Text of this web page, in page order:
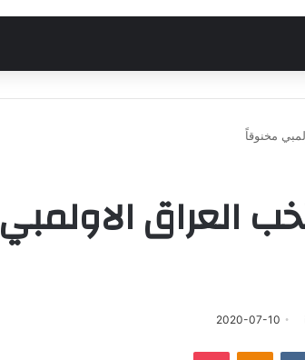
مخنوقاً
العراق الاولمبي
أرسل 2020-07-10
Odnoklassniki
‫Pocket